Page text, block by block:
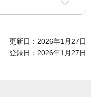
更新日：2026年1月27日
登録日：2026年1月27日